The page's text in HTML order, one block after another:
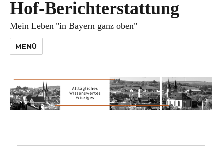
Hof-Berichterstattung
Mein Leben "in Bayern ganz oben"
MENÜ